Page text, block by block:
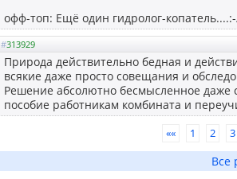
офф-топ: Ещё один гидролог-
#313929
Природа действительно бедная и
всякие даже просто совещания и
Решение абсолютно бесмысленное
пособие работникам комбината и
«« 1 2 3
Все